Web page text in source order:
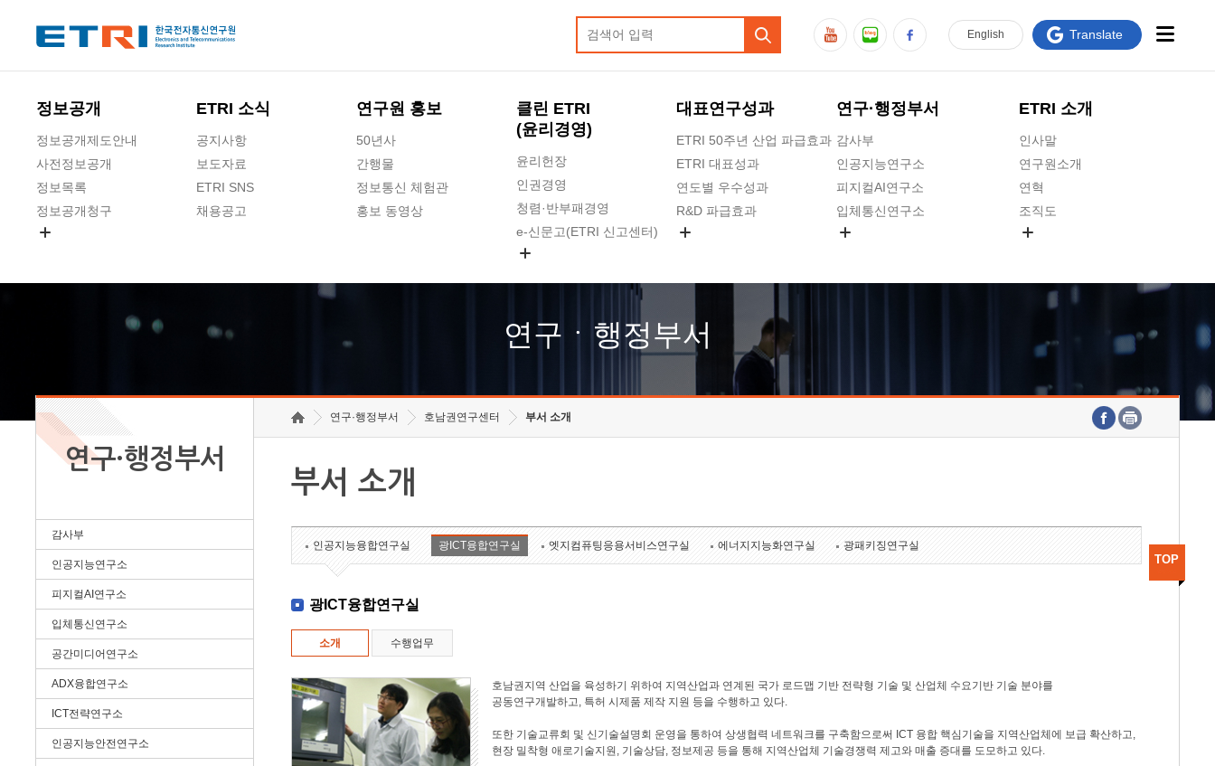
정보공개
정보공개제도안내
사전정보공개
정보목록
정보공개청구
ETRI 소식
공지사항
보도자료
ETRI SNS
채용공고
연구원 홍보
50년사
간행물
정보통신 체험관
홍보 동영상
클린 ETRI
(윤리경영)
윤리헌장
인권경영
청렴·반부패경영
e-신문고(ETRI 신고센터)
고객의소리
수의계약 현황
대표연구성과
ETRI 50주년 산업 파급효과
ETRI 대표성과
연도별 우수성과
R&D 파급효과
연구·행정부서
감사부
인공지능연구소
피지컬AI연구소
입체통신연구소
호남권연구본부
기획본부
ETRI 소개
인사말
연구원소개
연혁
조직도
연구원 고객헌장
주요업무연락처
English Translate
연구ㆍ행정부서
연구·행정부서
감사부
인공지능연구소
피지컬AI연구소
입체통신연구소
공간미디어연구소
ADX융합연구소
ICT전략연구소
인공지능안전연구소
연구·행정부서 호남권연구센터 부서 소개
부서 소개
인공지능융합연구실 광ICT융합연구실 엣지컴퓨팅응용서비스연구실 에너지지능화연구실 광패키징연구실
광ICT융합연구실
소개 수행업무
호남권지역 산업을 육성하기 위하여 지역산업과 연계된 국가 로드맵 기반 전략형 기술 및 산업체 수요기반 기술 분야를
공동연구개발하고, 특허 시제품 제작 지원 등을 수행하고 있다.
또한 기술교류회 및 신기술설명회 운영을 통하여 상생협력 네트워크를 구축함으로써 ICT 융합 핵심기술을 지역산업체에 보급 확산하고,
현장 밀착형 애로기술지원, 기술상담, 정보제공 등을 통해 지역산업체 기술경쟁력 제고와 매출 증대를 도모하고 있다.
TOP